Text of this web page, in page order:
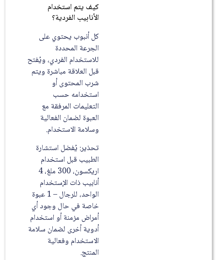
كيف يتم استخدام
الأنابيب الفردية؟
كل أنبوب يحتوي على
الجرعة المحددة
للاستخدام الفردي، ويُفتح
قبل العلاقة مباشرة ويتم
شرب المحتوى أو
استخدامه حسب
التعليمات المرفقة مع
العبوة لضمان الفعالية
وسلامة الاستخدام.
تحذير: يُفضل استشارة
الطبيب قبل استخدام
اريكسون، 300 ملغ، 4
أنابيب ذات الإستخدام
الواحد، للرجال – 1 عبوة
خاصة في حال وجود أي
أمراض مزمنة أو استخدام
أدوية أخرى لضمان سلامة
الاستخدام وفعالية
المنتج.